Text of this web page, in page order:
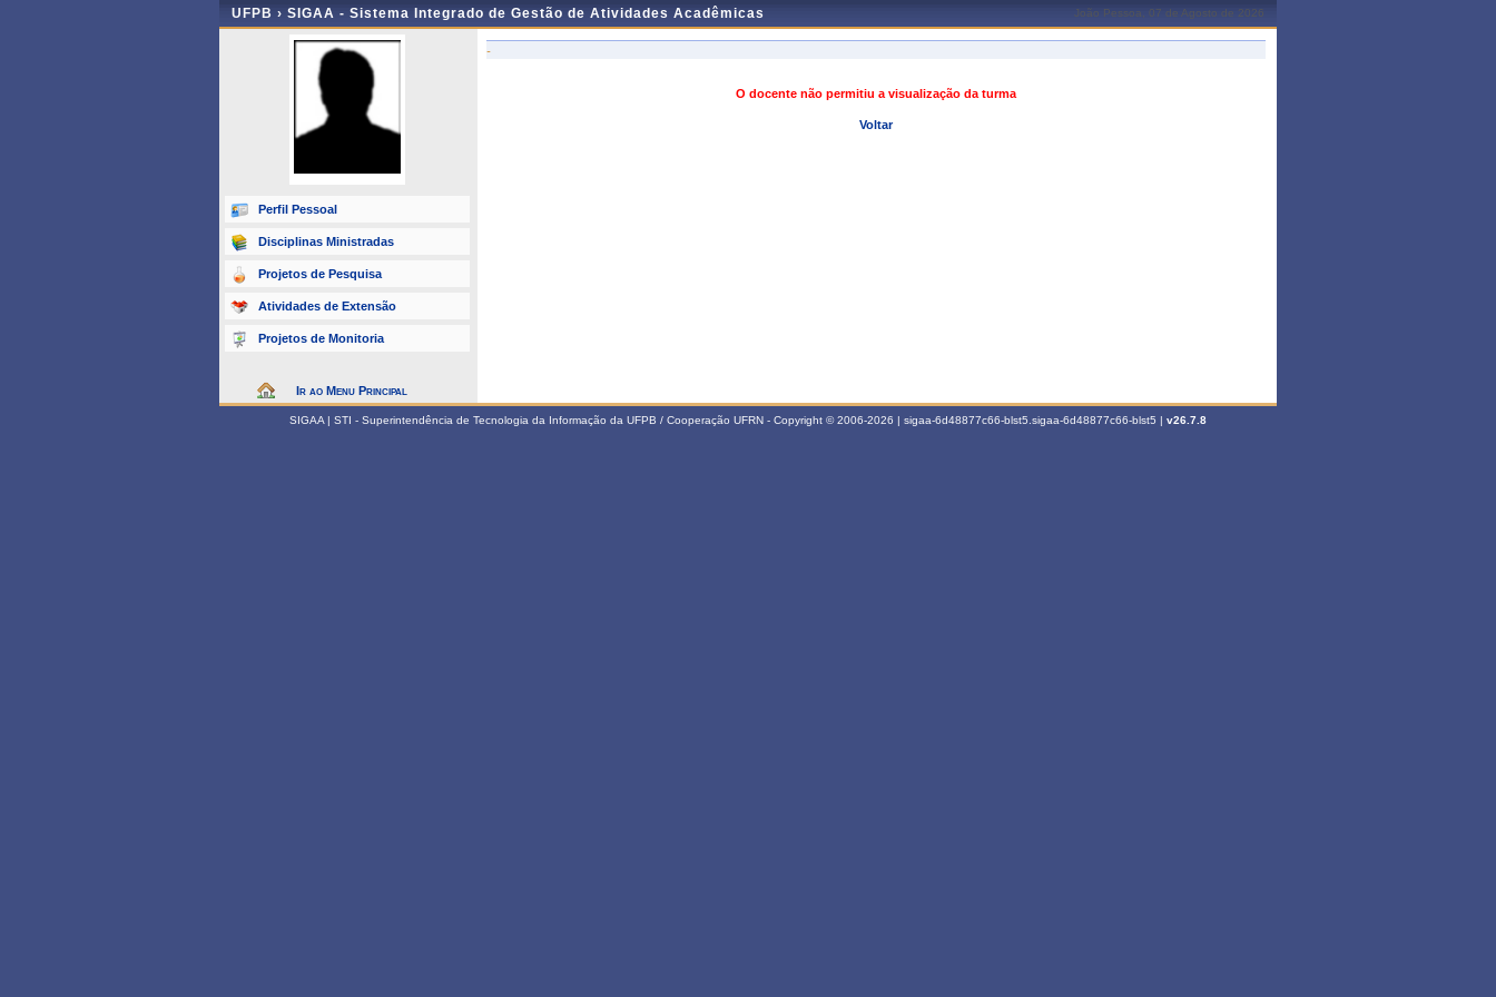
UFPB › SIGAA - Sistema Integrado de Gestão de Atividades Acadêmicas João Pessoa, 07 de Agosto de 2026
Perfil Pessoal
Disciplinas Ministradas
Projetos de Pesquisa
Atividades de Extensão
Projetos de Monitoria
Ir ao Menu Principal
-
O docente não permitiu a visualização da turma
Voltar
SIGAA | STI - Superintendência de Tecnologia da Informação da UFPB / Cooperação UFRN - Copyright © 2006-2026 | sigaa-6d48877c66-blst5.sigaa-6d48877c66-blst5 | v26.7.8